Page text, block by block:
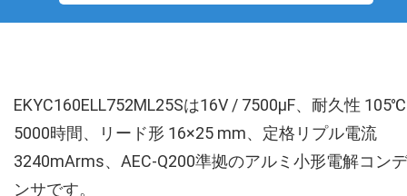
EKYC160ELL752ML25Sは16V / 7500µF、耐久性 105℃
5000時間、リード形 16×25 mm、定格リプル電流
3240mArms、AEC-Q200準拠のアルミ小形電解コンデ
ンサです。